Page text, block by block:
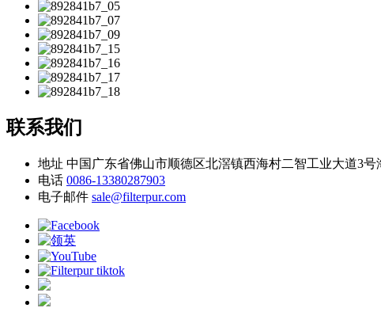
联系我们
地址 中国广东省佛山市顺德区北滘镇西海村二智工业大道3
电话 0086-13380287903
电子邮件 sale@filterpur.com